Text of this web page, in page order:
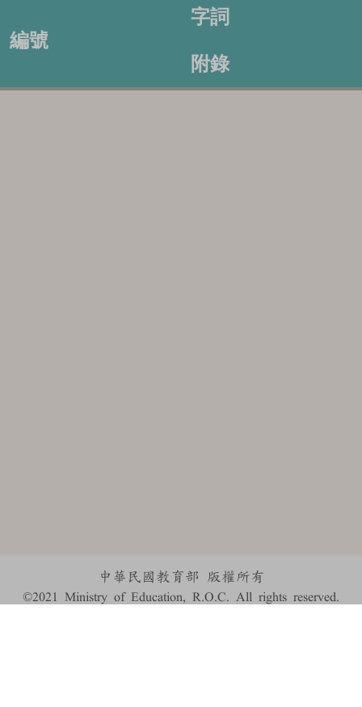
編號
字詞
附錄
中華民國教育部 版權所有
©2021 Ministry of Education, R.O.C. All rights reserved.